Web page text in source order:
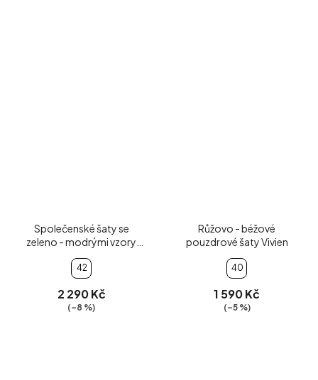
Společenské šaty se
zeleno - modrými vzory
42
2 290 Kč
(–8 %)
Růžovo - béžové
pouzdrové šaty Vivien
40
1 590 Kč
(–5 %)